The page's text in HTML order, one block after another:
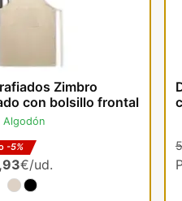
Zimbro
con bolsillo frontal
Algodón
-5%
€/ud.